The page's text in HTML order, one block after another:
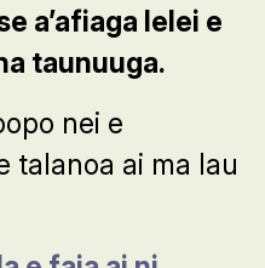
a’afiaga lelei e
taunuuga.
nei e
talanoa ai ma lau